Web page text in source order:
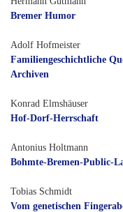
Bremer Humor
Adolf Hofmeister
Familiengeschichtliche
Archiven
Konrad Elmshäuser
Hof-Dorf-Herrschaft
Antonius Holtmann
Bohmte-Bremen-Public-
Tobias Schmidt
Vom genetischen